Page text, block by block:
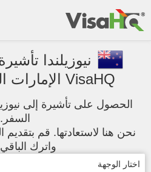
نيوزيلندا
VisaHQ الإمارات العربية المتحدة
الحصول على تأشيرة إلى
السفر.
نحن هنا لاستعادتها. قم بتقديم
واترك الباقي
اختار الوجهة